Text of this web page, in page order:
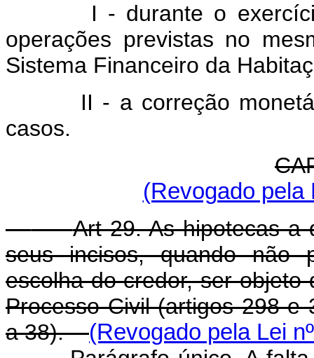
I - durante o exercício
operações previstas no
Sistema Financeiro da
II - a correção
casos.
(Revogado pela
Art 29. As hipotecas a
seus incisos, quando não
escolha do credor, ser
Processo Civil (artigos 298 e
a 38).(Revogado pela Lei